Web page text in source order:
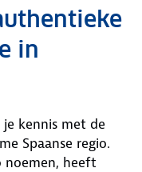
in
kennis met de
Spaanse regio.
noemen, heeft